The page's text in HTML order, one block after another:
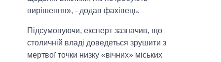
вирішення», - додав фахівець.
Підсумовуючи, експерт зазначив, що
столичній владі доведеться зрушити з
мертвої точки низку «вічних» міських